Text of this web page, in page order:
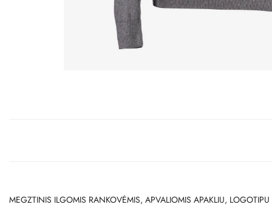
MEGZTINIS ILGOMIS RANKOVĖMIS, APVALIOMIS APAKLIU, LOGOTIPU